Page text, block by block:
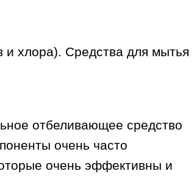
и хлора). Средства для мытья
отбеливающее средство
очень часто
очень эффективны и